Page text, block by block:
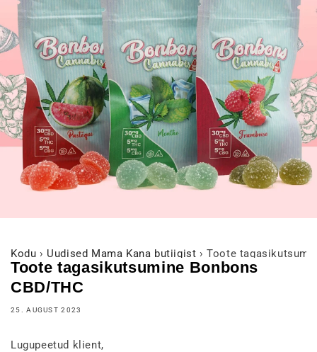
Kodu › Uudised Mama Kana butiigist › Toote
Toote tagasikutsumine Bonbons
CBD/THC
25. AUGUST 2023
Lugupeetud klient,